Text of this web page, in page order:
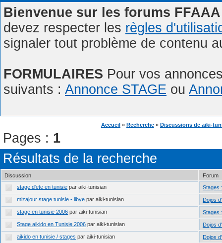
Bienvenue sur les forums FFAAA
devez respecter les règles
signaler tout problème de contenu
FORMULAIRES Pour vos
suivants : Annonce STAGE ou
Accueil » Recherche » Discussions de aiki-
Pages : 1
Résultats de la recherche
Discussion
Forum
stage d'ete en tunisie par aiki-tunisian
Stages
mizajour stage tunisie - libye par aiki-tunisian
Dojos
stage en tunisie 2006 par aiki-tunisian
Stages
Stage aikido en Tunisie 2006 par aiki-tunisian
Dojos
aikido en tunisie / stages par aiki-tunisian
Dojos